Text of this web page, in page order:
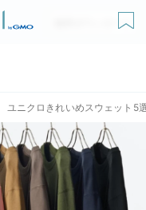
無料ダウンロード
ユニクロきれいめスウェット5